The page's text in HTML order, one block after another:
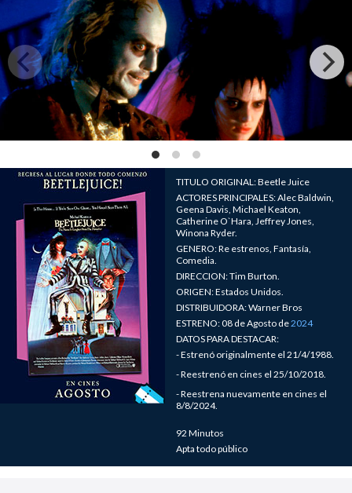
TITULO ORIGINAL: Beetle Juice
ACTORES PRINCIPALES: Alec Baldwin,
Geena Davis, Michael Keaton,
Catherine O`Hara, Jeffrey Jones,
Winona Ryder.
GENERO: Re estrenos, Fantasía,
Comedia.
DIRECCION: Tim Burton.
ORIGEN: Estados Unidos.
DISTRIBUIDORA: Warner Bros
ESTRENO: 08 de Agosto de2024
DATOS PARA DESTACAR:
- Estrenó originalmente el 21/4/1988.
- Reestrenó en cines el 25/10/2018.
- Reestrena nuevamente en cines el
8/8/2024.
92 Minutos
Apta todo público